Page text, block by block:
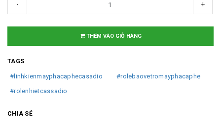
- +
THÊM VÀO GIỎ HÀNG
TAGS
#linhkienmayphacaphecasadio
#rolebaovetromayphacaphe
#rolenhietcassadio
CHIA SẺ